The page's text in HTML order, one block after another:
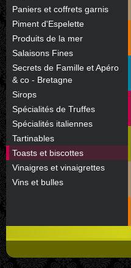
Paniers et coffrets garnis
Piment d'Espelette
Produits de la mer
Salaisons Fines
Secrets de Famille et Apéro
& co - Bretagne
Sirops
Spécialités de Truffes
Spécialités italiennes
Tartinables
Toasts et biscottes
Vinaigres et vinaigrettes
Vins et bulles